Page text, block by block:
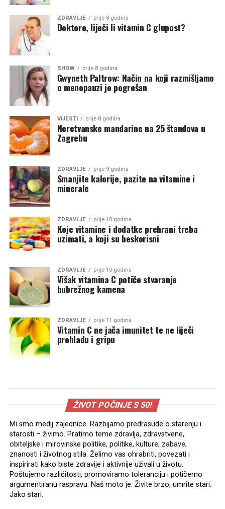
ZDRAVLJE prije 8 godina
Doktore, liječi li vitamin C glupost?
SHOW prije 8 godina
Gwyneth Paltrow: Način na koji razmišljamo
o menopauzi je pogrešan
VIJESTI prije 8 godina
Neretvanske mandarine na 25 štandova u
Zagrebu
ZDRAVLJE prije 9 godina
Smanjite kalorije, pazite na vitamine i
minerale
ZDRAVLJE prije 10 godina
Koje vitamine i dodatke prehrani treba
uzimati, a koji su beskorisni
ZDRAVLJE prije 10 godina
Višak vitamina C potiče stvaranje
bubrežnog kamena
ZDRAVLJE prije 11 godina
Vitamin C ne jača imunitet te ne liječi
prehladu i gripu
ŽIVOT POČINJE S 50!
Mi smo medij zajednice. Razbijamo predrasude o starenju i
starosti – živimo. Pratimo teme zdravlja, zdravstvene,
obiteljske i mirovinske politike, politike, kulture, zabave,
znanosti i životnog stila. Želimo vas ohrabriti, povezati i
inspirirati kako biste zdravije i aktivnije uživali u životu.
Poštujemo različitosti, promoviramo toleranciju i potičemo
argumentiranu raspravu. Naš moto je: Živite brzo, umrite stari.
Jako stari.